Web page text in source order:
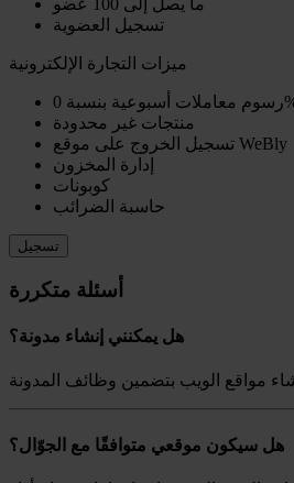
ما يصل إلى 100 عضو
تسجيل العضوية
ميزات التجارة الإلكترونية
بنسبة 0%
منتجات غير محدودة
تسجيل الخروج على موقع WeBly
إدارة المخزون
كوبونات
حاسبة الضرائب
تسجيل
أسئلة متكررة
هل يمكنني إنشاء مدونة؟
هل سيكون موقعي متوافقًا مع الجوّال؟